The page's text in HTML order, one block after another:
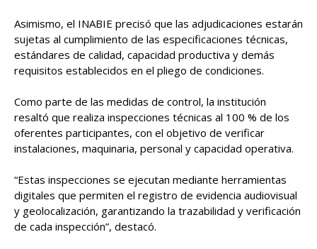
Asimismo, el INABIE precisó que las adjudicaciones estarán
sujetas al cumplimiento de las especificaciones técnicas,
estándares de calidad, capacidad productiva y demás
requisitos establecidos en el pliego de condiciones.
Como parte de las medidas de control, la institución
resaltó que realiza inspecciones técnicas al 100 % de los
oferentes participantes, con el objetivo de verificar
instalaciones, maquinaria, personal y capacidad operativa.
“Estas inspecciones se ejecutan mediante herramientas
digitales que permiten el registro de evidencia audiovisual
y geolocalización, garantizando la trazabilidad y verificación
de cada inspección”, destacó.